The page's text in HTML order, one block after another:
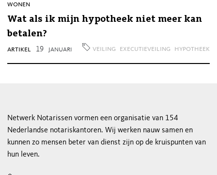
wonen
Wat als ik mijn hypotheek niet meer kan
betalen?
artikel 19 januari veiling executieveiling hypotheek
Netwerk Notarissen vormen een organisatie van 154
Nederlandse notariskantoren. Wij werken nauw samen en
kunnen zo mensen beter van dienst zijn op de kruispunten van
hun leven.